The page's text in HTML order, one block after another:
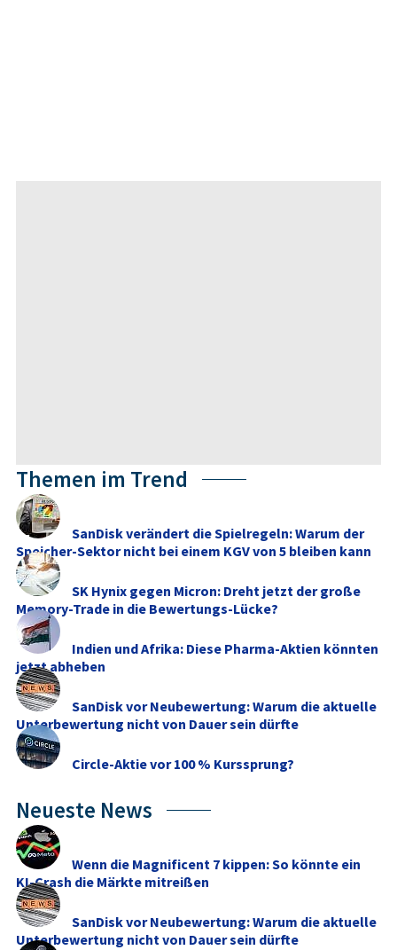
Themen im Trend
SanDisk verändert die Spielregeln: Warum der
Speicher-Sektor nicht bei einem KGV von 5 bleiben kann
SK Hynix gegen Micron: Dreht jetzt der große
Memory‑Trade in die Bewertungs-Lücke?
Indien und Afrika: Diese Pharma-Aktien könnten
jetzt abheben
SanDisk vor Neubewertung: Warum die aktuelle
Unterbewertung nicht von Dauer sein dürfte
Circle-Aktie vor 100 % Kurssprung?
Neueste News
Wenn die Magnificent 7 kippen: So könnte ein
KI-Crash die Märkte mitreißen
SanDisk vor Neubewertung: Warum die aktuelle
Unterbewertung nicht von Dauer sein dürfte